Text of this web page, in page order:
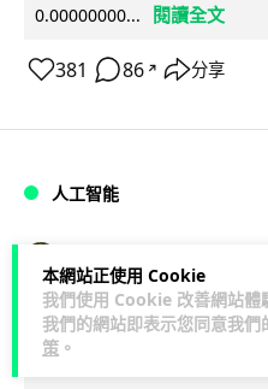
本網站正使用 Cookie
我們使用 Cookie 改善網站體
我們的網站即表示您同意我們
策 。
0.00000000...
閱讀全文
381 86 ↗ 分享
人工智能
貨運火箭 沖繩飛
Aero 將 550 磅貨